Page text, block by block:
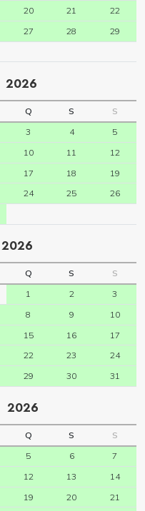
20 21
22
27 28
29
2026
Q S
S
3 4
5
10 11
12
17 18
19
24 25
26
2026
Q S
S
1
2
3
8 9
10
15 16
17
22 23
24
29 30 31
2026
Q S
S
5 6
7
12 13
14
19 20
21